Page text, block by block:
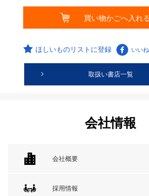
ほしいものリストに登録 いいね
取扱い書店一覧
会社情報
会社概要
採用情報